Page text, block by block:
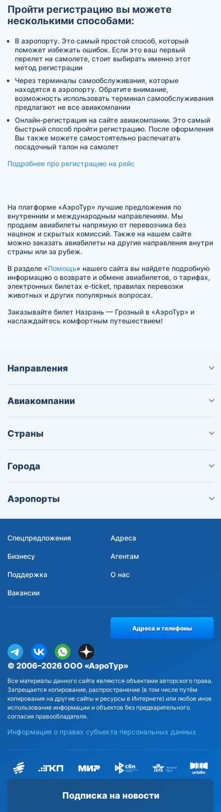
Пройти регистрацию вы можете
несколькими способами:
В аэропорту. Это самый простой способ, который
поможет избежать ошибок. Если это ваш первый
перелет на самолете, стоит выбирать именно этот
метод регистрации
Через терминалы самообслуживания, которые
находятся в аэропорту. Обратите внимание,
возможность использовать терминал самообслуживания
предлагают не все авиакомпании
Онлайн-регистрация на сайте авиакомпании. Это самый
быстрый способ пройти регистрацию. После оформления
Вы также можете самостоятельно распечатать
посадочный талон на самолет
Подробнее про регистрацию на рейс
На платформе «АэроТур» лучшие предложения по
внутренним и международным направлениям. Мы
продаем авиабилеты напрямую от перевозчика без
наценок и скрытых комиссий. Также на нашем сайте
можно заказать авиабилеты на другие направления внутри
страны или за рубеж.
В разделе «Помощь» нашего сайта вы найдете подробную
информацию о возврате и обмене авиабилетов, о тарифах,
электронных билетах e-ticket, правилах перевозки
животных и других популярных вопросах.
Заказывайте билет Назрань — Грозный в «АэроТур» и
наслаждайтесь комфортным путешествием!
Направления
Авиакомпании
Страны
Города
Аэропорты
Спецпредложения Адреса
Бизнесу Агентам
Поддержка О нас
Вакансии
Подписка на новости
© 2006–2026 ООО «АэроТур»
Все материалы данного сайта являются объектами авторского права.
Запрещается копирование, распространение (в том числе путём
копирования на другие сайты и ресурсы в Интернете) или любое иное
использование информации и объектов без предварительного
согласия правообладателя.
Информация о правах субъекта персональных данных
Адреса и телефоны